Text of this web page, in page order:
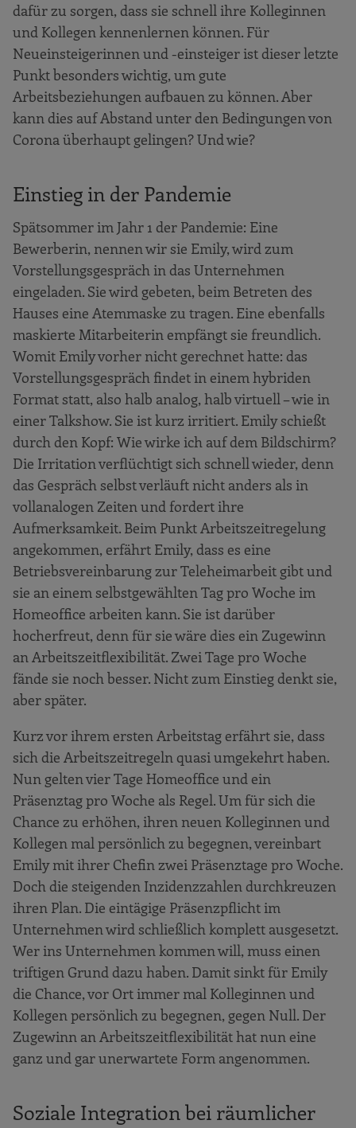
dafür zu sorgen, dass sie schnell ihre Kolleginnen
und Kollegen kennenlernen können. Für
Neueinsteigerinnen und -einsteiger ist dieser letzte
Punkt besonders wichtig, um gute
Arbeitsbeziehungen aufbauen zu können. Aber
kann dies auf Abstand unter den Bedingungen von
Corona überhaupt gelingen? Und wie?
Einstieg in der Pandemie
Spätsommer im Jahr 1 der Pandemie: Eine
Bewerberin, nennen wir sie Emily, wird zum
Vorstellungsgespräch in das Unternehmen
eingeladen. Sie wird gebeten, beim Betreten des
Hauses eine Atemmaske zu tragen. Eine ebenfalls
maskierte Mitarbeiterin empfängt sie freundlich.
Womit Emily vorher nicht gerechnet hatte: das
Vorstellungsgespräch findet in einem hybriden
Format statt, also halb analog, halb virtuell – wie in
einer Talkshow. Sie ist kurz irritiert. Emily schießt
durch den Kopf: Wie wirke ich auf dem Bildschirm?
Die Irritation verflüchtigt sich schnell wieder, denn
das Gespräch selbst verläuft nicht anders als in
vollanalogen Zeiten und fordert ihre
Aufmerksamkeit. Beim Punkt Arbeitszeitregelung
angekommen, erfährt Emily, dass es eine
Betriebsvereinbarung zur Teleheimarbeit gibt und
sie an einem selbstgewählten Tag pro Woche im
Homeoffice arbeiten kann. Sie ist darüber
hocherfreut, denn für sie wäre dies ein Zugewinn
an Arbeitszeitflexibilität. Zwei Tage pro Woche
fände sie noch besser. Nicht zum Einstieg denkt sie,
aber später.
Kurz vor ihrem ersten Arbeitstag erfährt sie, dass
sich die Arbeitszeitregeln quasi umgekehrt haben.
Nun gelten vier Tage Homeoffice und ein
Präsenztag pro Woche als Regel. Um für sich die
Chance zu erhöhen, ihren neuen Kolleginnen und
Kollegen mal persönlich zu begegnen, vereinbart
Emily mit ihrer Chefin zwei Präsenztage pro Woche.
Doch die steigenden Inzidenzzahlen durchkreuzen
ihren Plan. Die eintägige Präsenzpflicht im
Unternehmen wird schließlich komplett ausgesetzt.
Wer ins Unternehmen kommen will, muss einen
triftigen Grund dazu haben. Damit sinkt für Emily
die Chance, vor Ort immer mal Kolleginnen und
Kollegen persönlich zu begegnen, gegen Null. Der
Zugewinn an Arbeitszeitflexibilität hat nun eine
ganz und gar unerwartete Form angenommen.
Soziale Integration bei räumlicher